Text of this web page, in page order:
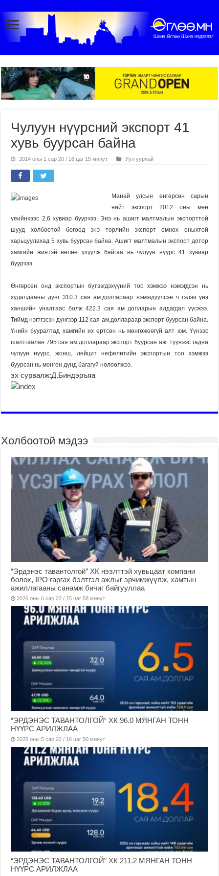
Чулуун нүүрсний экспорт 41
хувь буурсан байна
2014 оны 1 сар 20 / 16 цаг 15 минут Уул уурхай
Манай улсын өнгөрсөн сарын
нийт экспорт 2012 оны мөн
үеийнхээс 2,6 хувиар буурчээ. Энэ нь ашигт малтмалын экспорттой
шууд холбоотой бөгөөд энэ төрлийн экспорт өмнөх оныхтой
харьцуулахад 5 хувь буурсан байна. Ашигт малтмалын экспорт дотор
хамгийн жинтэй нөлөө үзүүлж байгаа нь чулуун нүүрс 41 хувиар
буурчээ.
Өнгөрсөн онд экспортын бүтээгдэхүүний тоо хэмжээ нэмэгдсэн нь
худалдааны дүнг 310.3 сая ам.доллараар нэмэгдүүлсэн ч гэлээ үнэ
ханшийн уналтаас болж 422.3 сая ам долларын алдагдал үүсжээ.
Тиймд нэгтгэсэн дүнгээр 112 сая ам.доллараар экспорт буурсан байна.
Үнийн бууралтад хамгийн их өртсөн нь мөнгөжөөгүй алт юм. Үүнээс
шалтгаалан 795 сая ам.доллараар экспорт буурсан аж. Түүнээс гадна
чулуун нүүрс, жонш, лейцит нефелитийн экспортын тоо хэмжээ
буурсан нь мөнгөн дүнд багагүй нөлөөлжээ.
эх сурвалж:Д.Биндэръяа
Холбоотой мэдээ
“Эрдэнэс тавантолгой” ХК нээлттэй хувьцаат компани
болох, IPO гаргах бэлтгэл ажлыг эрчимжүүлж, хамтын
ажиллагааны санамж бичиг байгууллаа
2026 оны 6 сар 22 / 15 цаг 58 минут
“ЭРДЭНЭС ТАВАНТОЛГОЙ“ ХК 96.0 МЯНГАН ТОНН
НҮҮРС АРИЛЖЛАА
2026 оны 5 сар 22 / 16 цаг 50 минут
“ЭРДЭНЭС ТАВАНТОЛГОЙ” ХК 211.2 МЯНГАН ТОНН
НҮҮРС АРИЛЖЛАА